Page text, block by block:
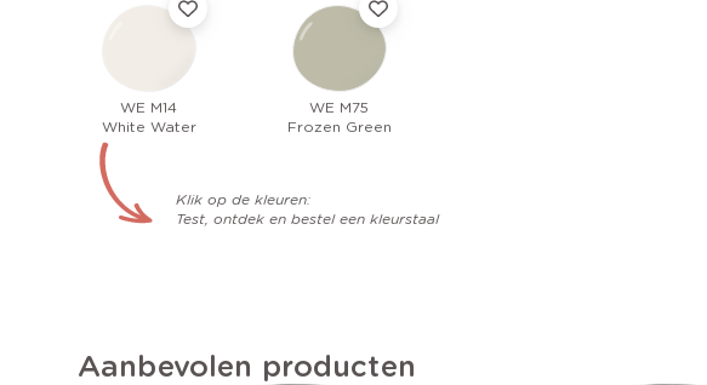
WE M14
White Water
WE M75
Frozen Green
Klik op de kleuren:
Test, ontdek en bestel een kleurstaal
Aanbevolen producten